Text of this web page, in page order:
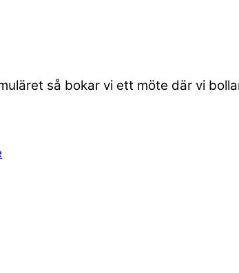
så bokar vi ett möte där vi